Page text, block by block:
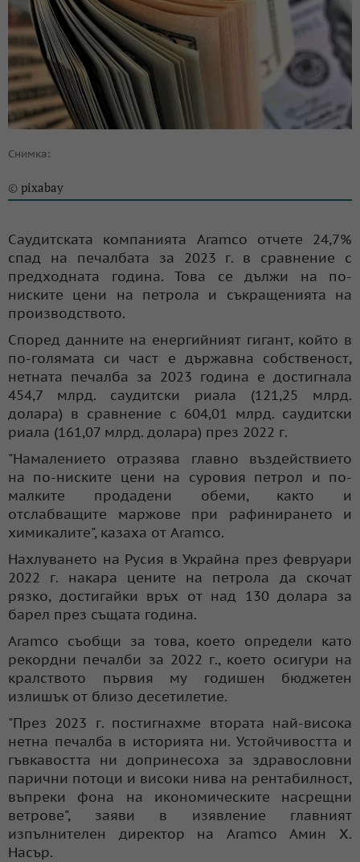
Снимка:
© pixabay
Саудитската компанията Aramco отчете 24,7%
спад на печалбата за 2023 г. в сравнение с
предходната година. Това се дължи на по-
ниските цени на петрола и съкращенията на
производството.
Според данните на енергийният гигант, който в
по-голямата си част е държавна собственост,
нетната печалба за 2023 година е достигнала
454,7 млрд. саудитски риала (121,25 млрд.
долара) в сравнение с 604,01 млрд. саудитски
риала (161,07 млрд. долара) през 2022 г.
"Намалението отразява главно въздействието
на по-ниските цени на суровия петрол и по-
малките продадени обеми, както и
отслабващите маржове при рафинирането и
химикалите", казаха от Aramco.
Нахлуването на Русия в Украйна през февруари
2022 г. накара цените на петрола да скочат
рязко, достигайки връх от над 130 долара за
барел през същата година.
Aramco съобщи за това, което определи като
рекордни печалби за 2022 г., което осигури на
кралството първия му годишен бюджетен
излишък от близо десетилетие.
"През 2023 г. постигнахме втората най-висока
нетна печалба в историята ни. Устойчивостта и
гъвкавостта ни допринесоха за здравословни
парични потоци и високи нива на рентабилност,
въпреки фона на икономическите насрещни
ветрове", заяви в изявление главният
изпълнителен директор на Aramco Амин Х.
Насър.